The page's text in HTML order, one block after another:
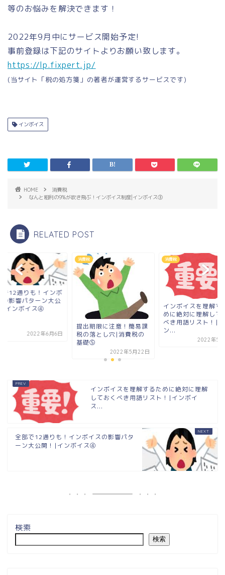
等のお悩みを解決できます！
2022年9月中にサービス開始予定!
事前登録は下記のサイトよりお願い致します。
https://lp.fixpert.jp/
(当サイト「税の処方箋」の著者が運営するサービスです)
インボイス
HOME
消費税
なんと粗利の9%が吹き飛ぶ！インボイス制度|インボイス③
RELATED POST
で12通りも！インボ
の影響パターン大公
|インボイス④
2022年6月6日
消費税
提出期限に注意！簡易課
税の落とし穴|消費税の
基礎⑤
2022年5月22日
消費税
インボイスを理解す
めに絶対に理解して
べき用語リスト！|イ
ン...
2022年5
インボイスを理解するために絶対に理解
しておくべき用語リスト！|インボイ
ス...
全部で12通りも！インボイスの影響パタ
ーン大公開！|インボイス④
検索
検索